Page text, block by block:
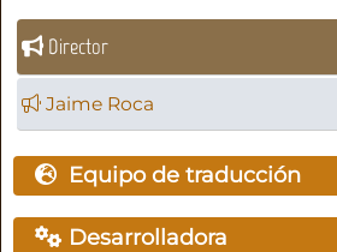
Director
Jaime Roca
Equipo de traducción
Desarrolladora